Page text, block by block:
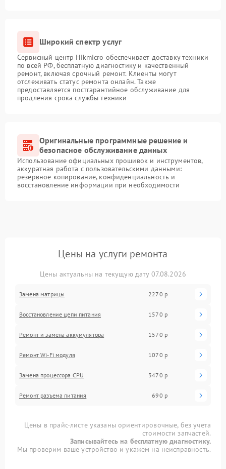
Широкий спектр услуг
Сервисный центр Hikmicro обеспечивает доставку техники
по всей РФ, бесплатную диагностику и качественный
ремонт, включая срочный ремонт. Клиенты могут
отслеживать статус ремонта онлайн. Также
предоставляется постгарантийное обслуживание для
продления срока службы техники
Оригинальные программные решение и
безопасное обслуживание данных
Использование официальных прошивок и инструментов,
аккуратная работа с пользовательскими данными:
резервное копирование, конфиденциальность и
восстановление информации при необходимости
Цены на услуги ремонта
Цены актуальны на текущую дату 07.08.2026
Замена матрицы 2270 р
Восстановление цепи питания 1570 р
Ремонт и замена аккумулятора 1570 р
Ремонт Wi-Fi модуля 1070 р
Замена процессора CPU 3470 р
Ремонт разъема питания 690 р
Цены в прайс-листе указаны ориентировочные, без учета
стоимости запчастей.
Записывайтесь на бесплатную диагностику.
Мы проверим ваше устройство и укажем на неисправность.